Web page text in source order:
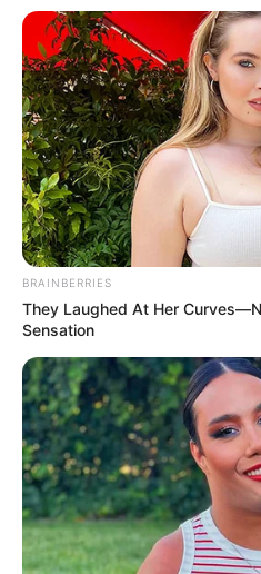
No entanto, a cantora
no regresso a casa.
horas da manhã,
acidente, mas
chamada com a mãe,
minutos. Por não se
cantora telefonou à
esta foi a
quilómetros.